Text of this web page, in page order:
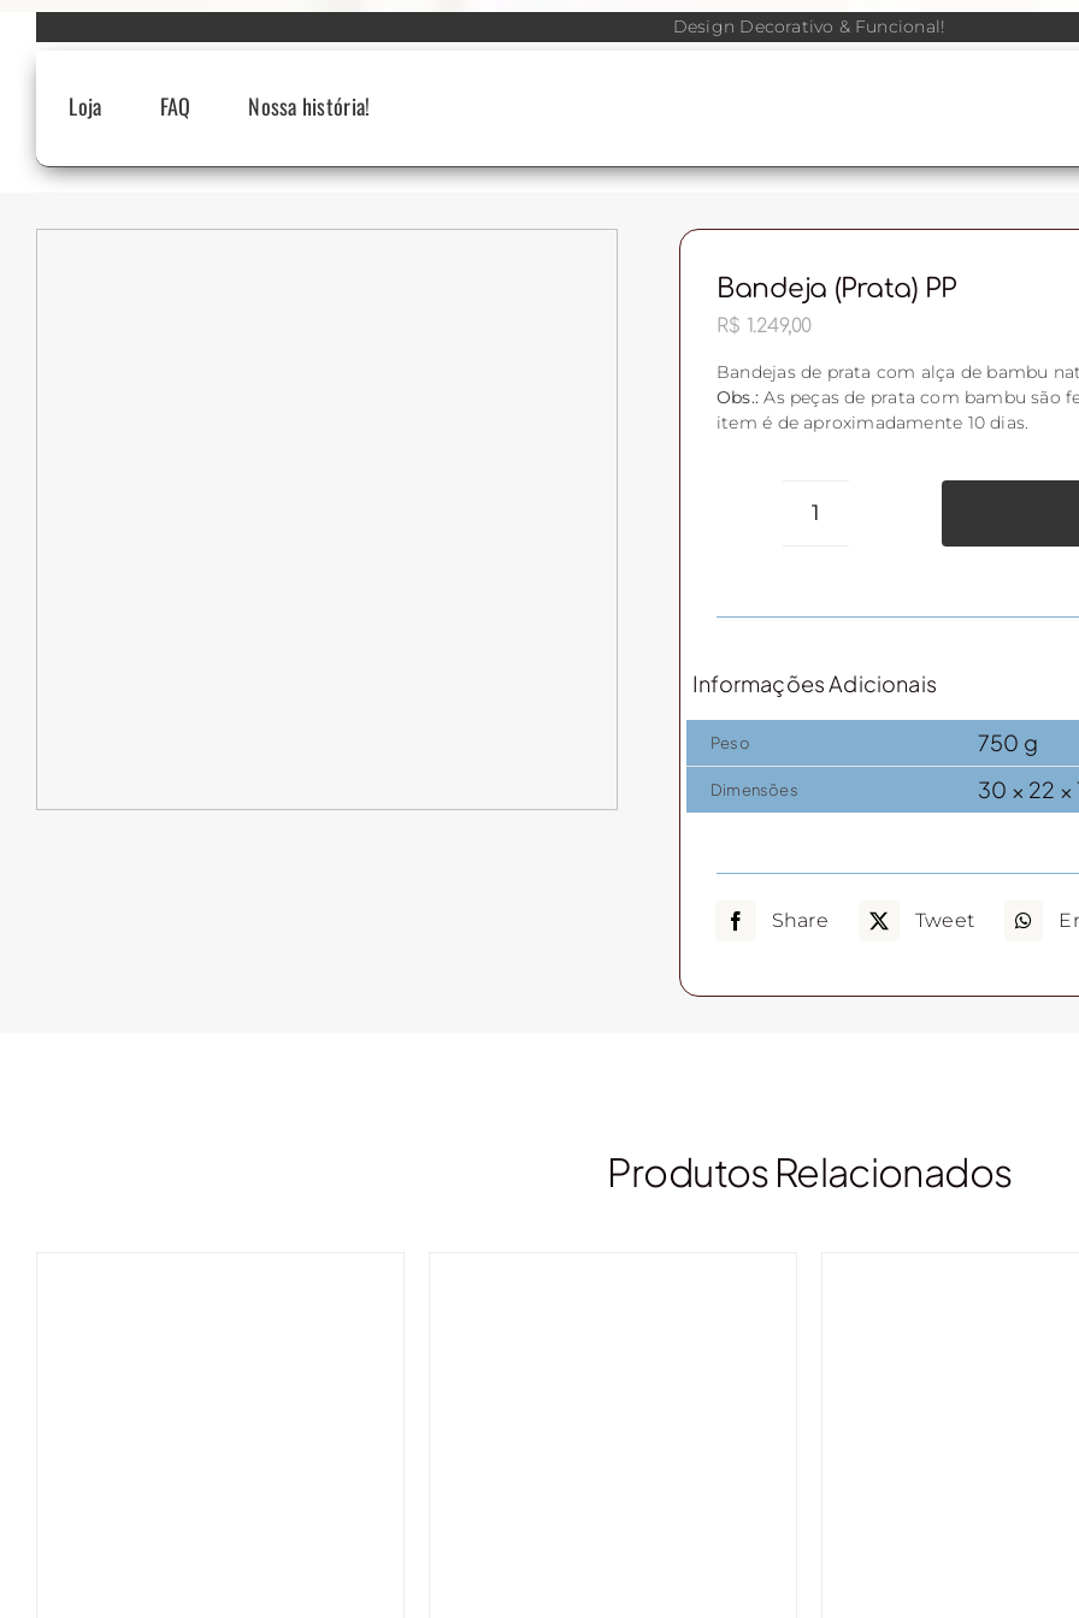
Design Decorativo & Funcional!
Loja FAQ Nossa história!
Bandeja (prata) PP
R$ 1.249,00
Bandejas de prata com alça de bambu
Obs.: As peças de prata com bambu são
item é de aproximadamente 10 dias.
Bandeja
quantidade
Informações Adicionais
Peso 750 g
Dimensões 30 × 22 ×
Share Tweet
Produtos Relacionados